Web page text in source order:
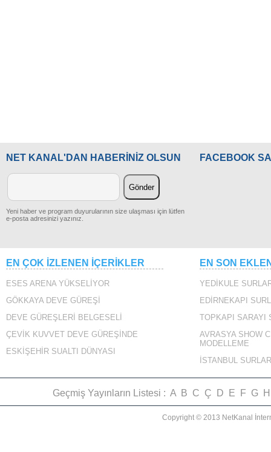
NET KANAL'DAN HABERİNİZ OLSUN
Yeni haber ve program duyurularının size ulaşması için lütfen
e-posta adresinizi yazınız.
FACEBOOK
EN ÇOK İZLENEN İÇERİKLER
ESES ARENA YÜKSELİYOR
GÖKKAYA DEVE GÜREŞİ
DEVE GÜREŞLERİ BELGESELİ
ÇEVİK KUVVET DEVE GÜREŞİNDE
ESKİŞEHİR SUALTI DÜNYASI
EN SON
YEDİKULE
EDİRNEKAPI
TOPKAPI SARAYI
AVRASYA SHOW
MODELLEME
İSTANBUL
Geçmiş Yayınların Listesi : A B C Ç D E F G H
Copyright © 2013 NetKanal